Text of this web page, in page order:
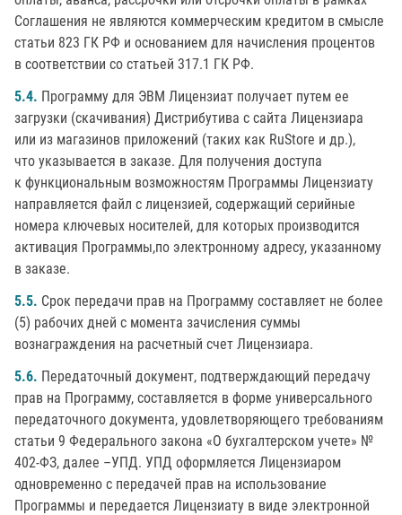
Соглашения не являются коммерческим кредитом в смысле
статьи 823 ГК РФ и основанием для начисления процентов
в соответствии со статьей 317.1 ГК РФ.
5.4. Программу для ЭВМ Лицензиат получает путем ее
загрузки (скачивания) Дистрибутива с сайта Лицензиара
или из магазинов приложений (таких как RuStore и др.),
что указывается в заказе. Для получения доступа
к функциональным возможностям Программы Лицензиату
направляется файл с лицензией, содержащий серийные
номера ключевых носителей, для которых производится
активация Программы,по электронному адресу, указанному
в заказе.
5.5. Срок передачи прав на Программу составляет не более
(5) рабочих дней с момента зачисления суммы
вознаграждения на расчетный счет Лицензиара.
5.6. Передаточный документ, подтверждающий передачу
прав на Программу, составляется в форме универсального
передаточного документа, удовлетворяющего требованиям
статьи 9 Федерального закона «О бухгалтерском учете» №
402-ФЗ, далее –УПД. УПД оформляется Лицензиаром
одновременно с передачей прав на использование
Программы и передается Лицензиату в виде электронной